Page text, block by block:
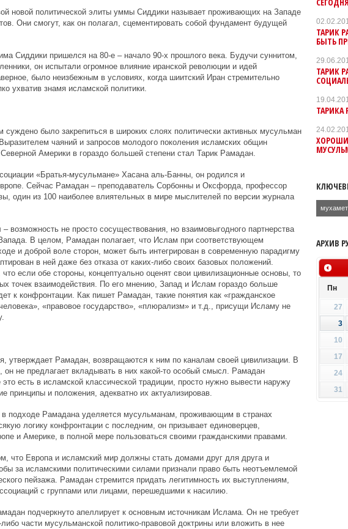
новой политической элиты уммы Сиддики называет проживающих на Западе
Они смогут, как он полагал, сцементировать собой фундамент будущей
Сиддики пришелся на 80-е – начало 90-х прошлого века. Будучи суннитом,
он испытали огромное влияние иранской революции и идей
было неизбежным в условиях, когда шиитский Иран стремительно
ухватив знамя исламской политики.
суждено было закрепиться в широких слоях политически активных мусульман
чаяний и запросов молодого поколения исламских общин
Америки в гораздо большей степени стал Тарик Рамадан.
«Братья-мусульмане» Хасана аль-Банны, он родился и
Сейчас Рамадан – преподаватель Сорбонны и Оксфорда, профессор
один из 100 наиболее влиятельных в мире мыслителей по версии журнала
возможность не просто сосуществования, но взаимовыгодного партнерства
В целом, Рамадан полагает, что Ислам при соответствующем
и доброй воле сторон, может быть интегрирован в современную парадигму
в ней даже без отказа от каких-либо своих базовых положений.
если обе стороны, концептуально оценят свои цивилизационные основы, то
точек взаимодействия. По его мнению, Запад и Ислам гораздо больше
к конфронтации. Как пишет Рамадан, такие понятия как «гражданское
«правовое государство», «плюрализм» и т.д., присущи Исламу не
утверждает Рамадан, возвращаются к ним по каналам своей цивилизации. В
он не предлагает вкладывать в них какой-то особый смысл. Рамадан
это есть в исламской классической традиции, просто нужно вывести наружу
принципы и положения, адекватно их актуализировав.
подходе Рамадана уделяется мусульманам, проживающим в странах
логику конфронтации с последним, он призывает единоверцев,
и Америке, в полной мере пользоваться своими гражданскими правами.
что Европа и исламский мир должны стать домами друг для друга и
за исламскими политическими силами признали право быть неотъемлемой
пейзажа. Рамадан стремится придать легитимность их выступлениям,
с группами или лицами, перешедшими к насилию.
подчеркнуто апеллирует к основным источникам Ислама. Он не требует
либо части мусульманской политико-правовой доктрины или вложить в нее
ТАРИК
БЫТЬ
ТАРИК
ТАРИКА
АРХИВ
Пн
27
3
10
17
24
31